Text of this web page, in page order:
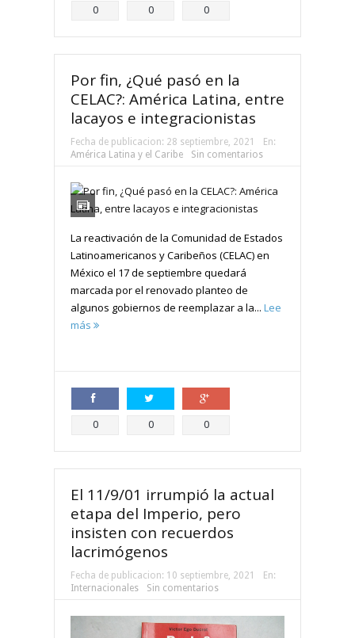
Compartir
0 Compartir
0 Compartir
0
Por fin, ¿Qué pasó en la
CELAC?: América Latina, entre
lacayos e integracionistas
Fecha de publicacion: 28 septiembre, 2021
En:
América Latina y el Caribe
Sin comentarios
La reactivación de la Comunidad de Estados
Latinoamericanos y Caribeños (CELAC) en
México el 17 de septiembre quedará
marcada por el renovado planteo de
algunos gobiernos de reemplazar a la... Lee
más
Compartir
0 Compartir
0 Compartir
0
El 11/9/01 irrumpió la actual
etapa del Imperio, pero
insisten con recuerdos
lacrimógenos
Fecha de publicacion: 10 septiembre, 2021
En:
Internacionales
Sin comentarios